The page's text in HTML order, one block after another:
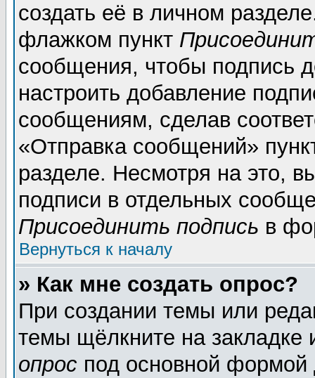
создать её в личном
флажком пункт
сообщения, чтобы подпись
настроить добавление
сообщениям, сделав
«Отправка сообщений»
разделе. Несмотря на это,
подписи в отдельных
Присоединить подпись в
Вернуться к началу
» Как мне создать опрос?
При создании темы или
темы щёлкните на
опрос под основной